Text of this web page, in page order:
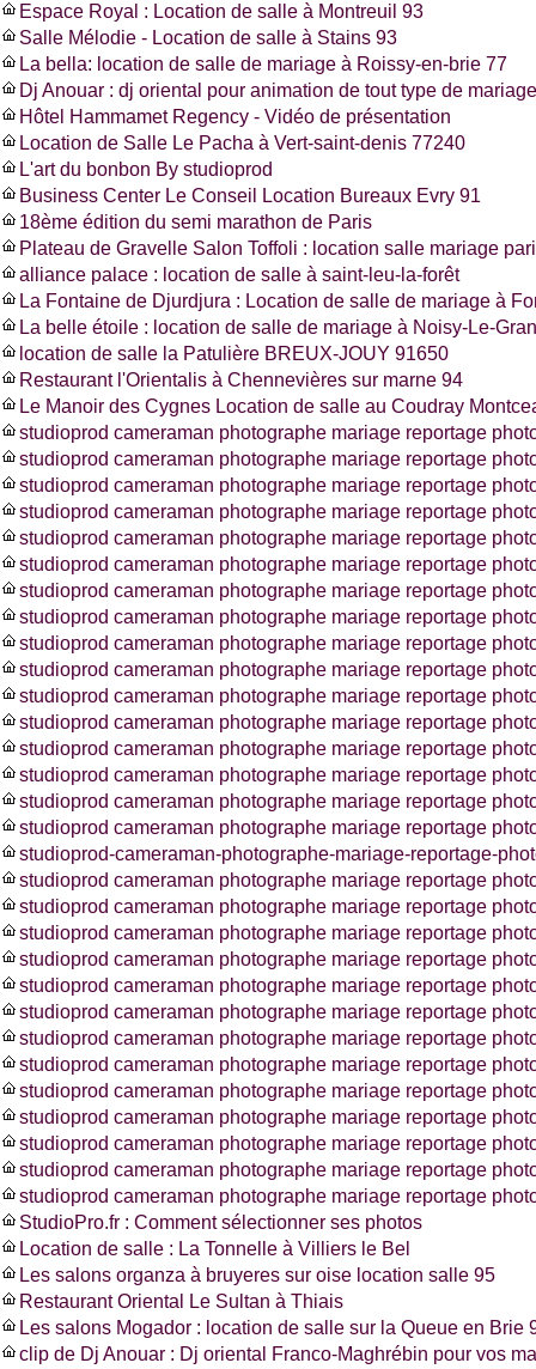
Espace Royal : Location de salle à Montreuil 93
Salle Mélodie - Location de salle à Stains 93
La bella: location de salle de mariage à Roissy-en-brie 77
Dj Anouar : dj oriental pour animation de tout type de mariage
Hôtel Hammamet Regency - Vidéo de présentation
Location de Salle Le Pacha à Vert-saint-denis 77240
L'art du bonbon By studioprod
Business Center Le Conseil Location Bureaux Evry 91
18ème édition du semi marathon de Paris
Plateau de Gravelle Salon Toffoli : location salle mariage
alliance palace : location de salle à saint-leu-la-forêt
La Fontaine de Djurdjura : Location de salle de mariage à
La belle étoile : location de salle de mariage à Noisy-Le-
location de salle la Patulière BREUX-JOUY 91650
Restaurant l'Orientalis à Chennevières sur marne 94
Le Manoir des Cygnes Location de salle au Coudray
studioprod cameraman photographe mariage reportage
studioprod cameraman photographe mariage reportage
studioprod cameraman photographe mariage reportage
studioprod cameraman photographe mariage reportage
studioprod cameraman photographe mariage reportage
studioprod cameraman photographe mariage reportage
studioprod cameraman photographe mariage reportage
studioprod cameraman photographe mariage reportage
studioprod cameraman photographe mariage reportage
studioprod cameraman photographe mariage reportage
studioprod cameraman photographe mariage reportage
studioprod cameraman photographe mariage reportage
studioprod cameraman photographe mariage reportage
studioprod cameraman photographe mariage reportage
studioprod cameraman photographe mariage reportage
studioprod cameraman photographe mariage reportage
studioprod-cameraman-photographe-mariage-reportage-
studioprod cameraman photographe mariage reportage
studioprod cameraman photographe mariage reportage
studioprod cameraman photographe mariage reportage
studioprod cameraman photographe mariage reportage
studioprod cameraman photographe mariage reportage
studioprod cameraman photographe mariage reportage
studioprod cameraman photographe mariage reportage
studioprod cameraman photographe mariage reportage
studioprod cameraman photographe mariage reportage
studioprod cameraman photographe mariage reportage
studioprod cameraman photographe mariage reportage
studioprod cameraman photographe mariage reportage
studioprod cameraman photographe mariage reportage
StudioPro.fr : Comment sélectionner ses photos
Location de salle : La Tonnelle à Villiers le Bel
Les salons organza à bruyeres sur oise location salle 95
Restaurant Oriental Le Sultan à Thiais
Les salons Mogador : location de salle sur la Queue en Brie
clip de Dj Anouar : Dj oriental Franco-Maghrébin pour vos